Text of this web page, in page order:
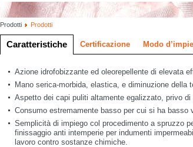
Prodotti Prodotti
Caratteristiche Certificazione Modo
Azione idrofobizzante ed oleorepellente di elevata
Mano serica-morbida, elastica, e diminuzione della
Aspetto dei capi puliti altamente egalizzato, privo
Consumo estremamente basso per cui si ha
Semplicità di impiego col procedimento a spruzzo
finissaggio anti intemperie per indumenti
lavoro contro sostanze chimiche.